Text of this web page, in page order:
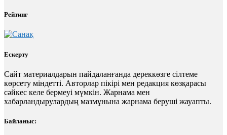
Рейтинг
Ескерту
Сайт материалдарын пайдаланғанда дереккөзге сілтеме
көрсету міндетті. Авторлар пікірі мен редакция көзқарасы
сәйкес келе бермеуі мүмкін. Жарнама мен
хабарландырулардың мазмұнына жарнама беруші жауапты.
Байланыс: